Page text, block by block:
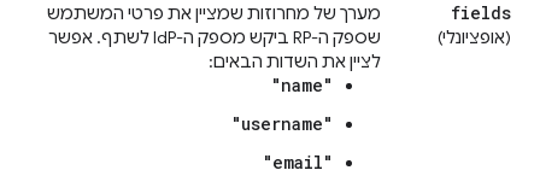
fields
(אופציונלי)
מערך של מחרוזות שמציין את פרטי המשתמש
שספק ה-RP ביקש מספק ה-IdP לשתף. אפשר
לציין את השדות הבאים:
"name"
"username"
"email"